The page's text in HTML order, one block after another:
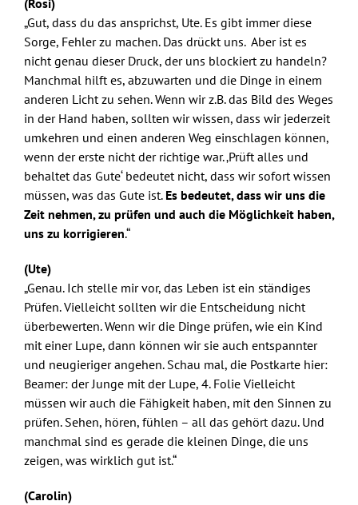
(Rosi)
„Gut, dass du das ansprichst, Ute. Es gibt immer diese
Sorge, Fehler zu machen. Das drückt uns. Aber ist es
nicht genau dieser Druck, der uns blockiert zu handeln?
Manchmal hilft es, abzuwarten und die Dinge in einem
anderen Licht zu sehen. Wenn wir z.B. das Bild des Weges
in der Hand haben, sollten wir wissen, dass wir jederzeit
umkehren und einen anderen Weg einschlagen können,
wenn der erste nicht der richtige war. ‚Prüft alles und
behaltet das Gute‘ bedeutet nicht, dass wir sofort wissen
müssen, was das Gute ist. Es bedeutet, dass wir uns die
Zeit nehmen, zu prüfen und auch die Möglichkeit haben,
uns zu korrigieren.“
(Ute)
„Genau. Ich stelle mir vor, das Leben ist ein ständiges
Prüfen. Vielleicht sollten wir die Entscheidung nicht
überbewerten. Wenn wir die Dinge prüfen, wie ein Kind
mit einer Lupe, dann können wir sie auch entspannter
und neugieriger angehen. Schau mal, die Postkarte hier:
Beamer: der Junge mit der Lupe, 4. Folie Vielleicht
müssen wir auch die Fähigkeit haben, mit den Sinnen zu
prüfen. Sehen, hören, fühlen – all das gehört dazu. Und
manchmal sind es gerade die kleinen Dinge, die uns
zeigen, was wirklich gut ist.“
(Carolin)